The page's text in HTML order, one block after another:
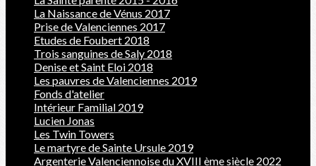
La Naissance de Vénus 2017
Prise de Valenciennes 2017
Etudes de Foubert 2018
Trois sanguines de Saly 2018
Denise et Saint Eloi 2018
Les pauvres de Valenciennes 2019
Fonds d'atelier
Intérieur Familial 2019
Lucien Jonas
Les Twin Towers
Le martyre de Sainte Ursule 2019
Argenterie Valenciennoise du XVIII ème siècle 2022